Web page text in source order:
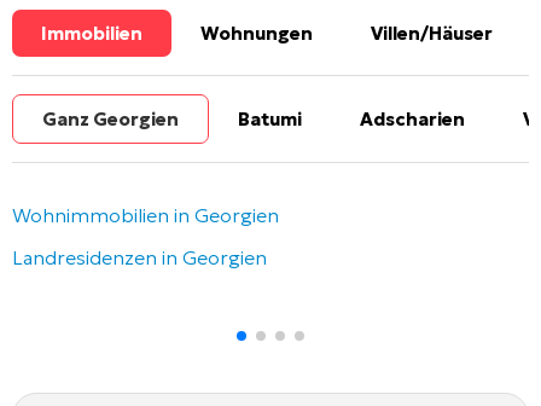
Immobilien Wohnungen Villen/Häuser
Ganz Georgien Batumi Adscharien
Wohnimmobilien in Georgien
Landresidenzen in Georgien